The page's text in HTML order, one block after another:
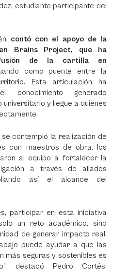
estudiante participante del
contó con el apoyo de la
Brains Project, que ha
de la cartilla en
como puente entre la
Esta articulación ha
conocimiento generado
y llegue a quienes
se contempló la realización de
con maestros de obra, los
al equipo a fortalecer la
a través de aliados
así el alcance del
participar en esta iniciativa
un reto académico, sino
de generar impacto real.
puede ayudar a que las
más seguras y sostenibles es
destacó Pedro Cortés,